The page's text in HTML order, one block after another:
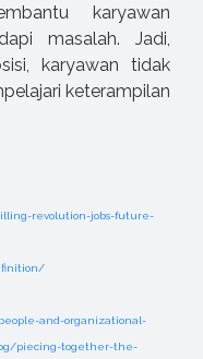
karyawan
masalah. Jadi,
karyawan tidak
keterampilan
revolution-jobs-future-
and-organizational-
piecing-together-the-